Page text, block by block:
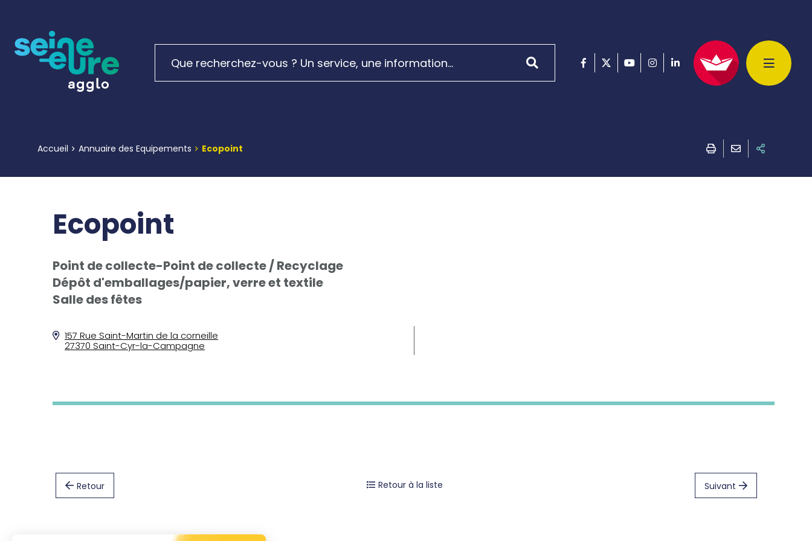
Accueil Annuaire des Equipements Ecopoint
Ecopoint
Point de collecte-Point de collecte / Recyclage
Dépôt d'emballages/papier, verre et textile
Salle des fêtes
157 Rue Saint-Martin de la corneille
27370 Saint-Cyr-la-Campagne
Retour Retour à la liste Suivant